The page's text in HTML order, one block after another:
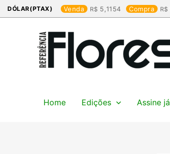
DÓLAR(PTAX) Venda 5,1154 Compra
para
Home Edições Assine já